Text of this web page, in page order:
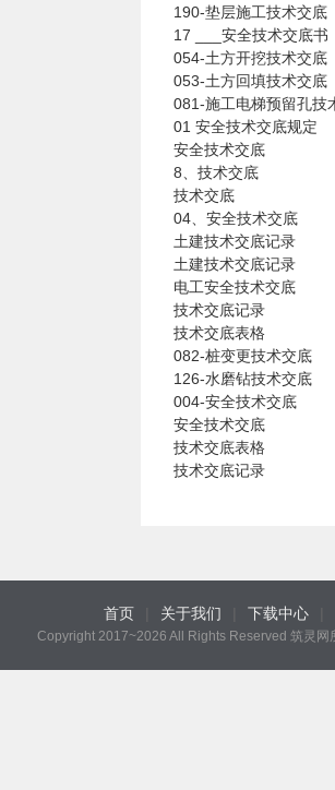
190-垫层施工技术交底
17 ___安全技术交底书
054-土方开挖技术交底
053-土方回填技术交底
081-施工电梯预留孔技
01 安全技术交底规定
安全技术交底
8、技术交底
技术交底
04、安全技术交底
土建技术交底记录
土建技术交底记录
电工安全技术交底
技术交底记录
技术交底表格
082-桩变更技术交底
126-水磨钻技术交底
004-安全技术交底
安全技术交底
技术交底表格
技术交底记录
首页 关于我们 下载中心
Copyright 2017~2026 All Rights Reserved 筑灵网